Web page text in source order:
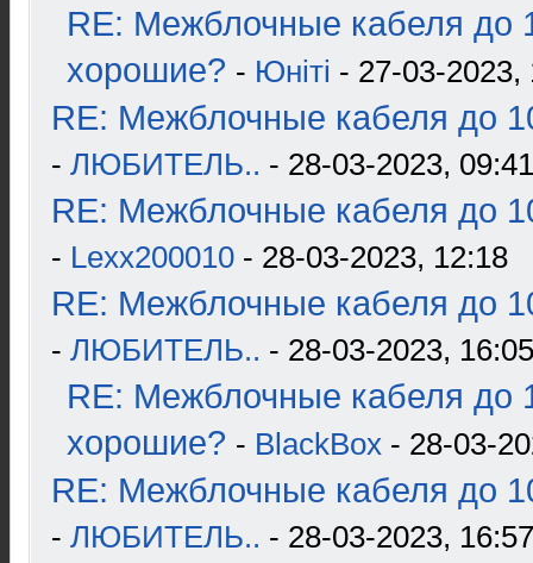
RE: Межблочные кабеля до
хорошие? - Юнiтi - 27-03-2023,
RE: Межблочные кабеля до
- ЛЮБИТЕЛЬ.. - 28-03-2023, 09:41
RE: Межблочные кабеля до
- Lexx200010 - 28-03-2023, 12:18
RE: Межблочные кабеля до
- ЛЮБИТЕЛЬ.. - 28-03-2023, 16:05
RE: Межблочные кабеля до
хорошие? - BlackBox - 28-03-
RE: Межблочные кабеля до
- ЛЮБИТЕЛЬ.. - 28-03-2023, 16:57